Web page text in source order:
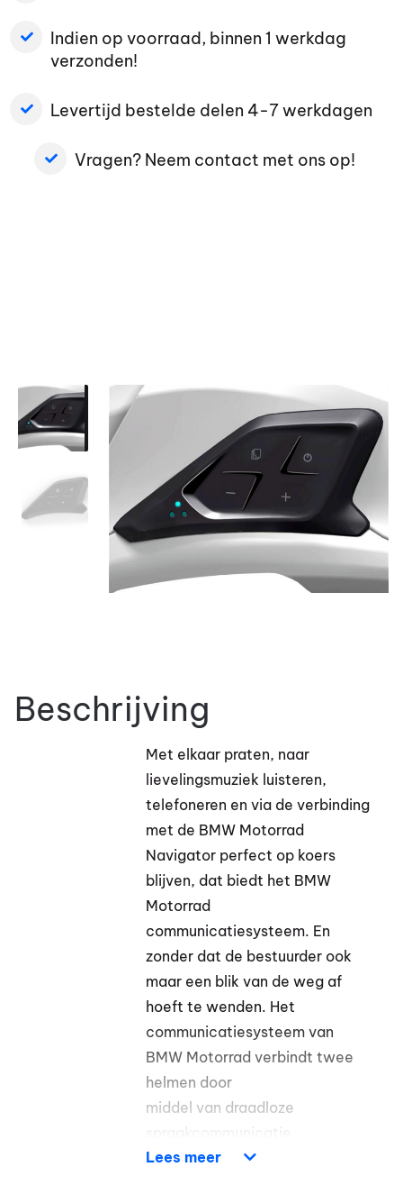
Indien op voorraad, binnen 1 werkdag
verzonden!
Levertijd bestelde delen 4-7 werkdagen
Vragen? Neem contact met ons op!
Beschrijving
Met elkaar praten, naar
lievelingsmuziek luisteren,
telefoneren en via de verbinding
met de BMW Motorrad
Navigator perfect op koers
blijven, dat biedt het BMW
Motorrad
communicatiesysteem. En
zonder dat de bestuurder ook
maar een blik van de weg af
hoeft te wenden. Het
communicatiesysteem van
BMW Motorrad verbindt twee
helmen door
middel van draadloze
Bovendien is er een verbinding
Lees meer